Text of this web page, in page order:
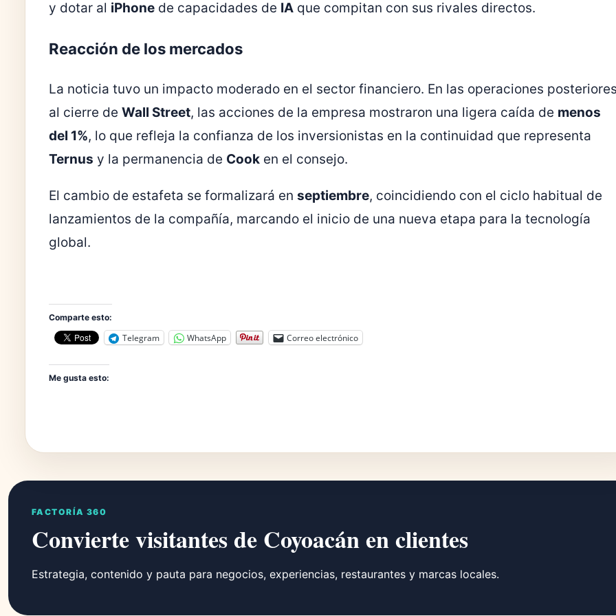
y dotar al iPhone de capacidades de IA que compitan con sus rivales directos.
Reacción de los mercados
La noticia tuvo un impacto moderado en el sector financiero. En las operaciones
al cierre de Wall Street, las acciones de la empresa mostraron una ligera caída de menos
del 1%, lo que refleja la confianza de los inversionistas en la continuidad que representa
Ternus y la permanencia de Cook en el consejo.
El cambio de estafeta se formalizará en septiembre, coincidiendo con el ciclo habitual de
lanzamientos de la compañía, marcando el inicio de una nueva etapa para la tecnología
global.
Comparte esto:
Telegram WhatsApp Correo electrónico
Me gusta esto:
FACTORÍA 360
Convierte visitantes de Coyoacán en clientes
Estrategia, contenido y pauta para negocios, experiencias, restaurantes y marcas locales.